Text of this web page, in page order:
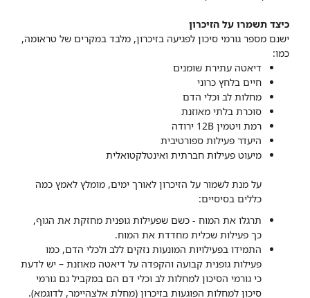
כיצד תשמרו על הזיכרון
ישנם מספר גורמי סיכון לפגיעה בזיכרון, מלבד במקרים של טראומה,
כמו:
דיאטה עתירת שומנים
חיים בלחץ כרוני
מחלות לב וכלי הדם
סוכרת בלתי מאוזנת
רמת ויטמין 12 B
ירודה
היעדר פעילות ספורטיבית
מיעוט פעילות חברתית ואינטלקטואלית
על מנת לשמור על הזיכרון לאורך ימים, מומלץ לאמץ כמה
כללים בסיסיים:
תרגלו את המוח - כשם שפעילות גופנית מחזקת את הגוף,
כך פעילות שכלית מחדדת את המוח.
התמידו בפעילויות המונעות נזקים ללב ולכלי הדם, כמו
פעילות גופנית קבועה והקפדה על דיאטה מאוזנת – יש לדעת
כי גורמי הסיכון למחלות לב וכלי דם הם במקביל גם גורמי
סיכון למחלות הפוגעות בזיכרון (מחלת אלצהיימר, לדוגמא).